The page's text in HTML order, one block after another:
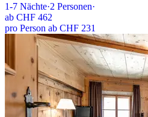
1-7 Nächte·2 Personen·
ab CHF 462
pro Person ab CHF 231